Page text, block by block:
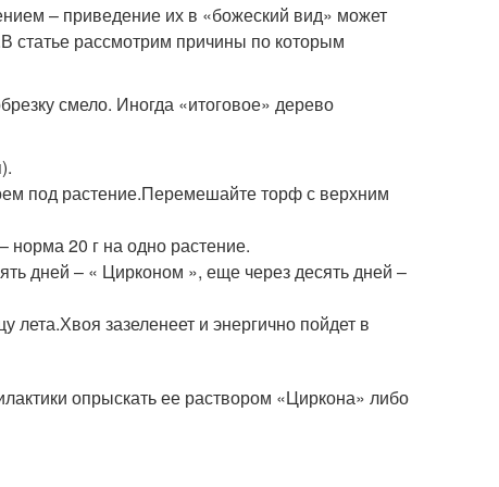
– приведение их в «божеский вид» может
статье рассмотрим причины по которым
смело. Иногда «итоговое» дерево
под растение.Перемешайте торф с верхним
норма 20 г на одно растение.
дней – « Цирконом », еще через десять дней –
лета.Хвоя зазеленеет и энергично пойдет в
опрыскать ее раствором «Циркона» либо